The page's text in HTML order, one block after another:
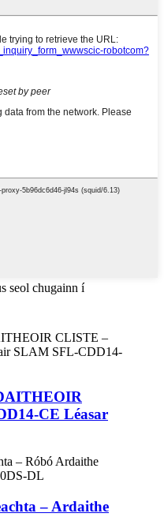
seol chugainn í
CE Léasar
– Ardaithe